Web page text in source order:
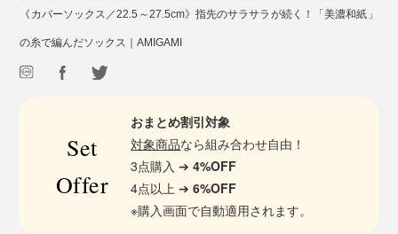
《カバーソックス／22.5～27.5cm》指先のサラサラが続く！「美濃和紙」
の糸で編んだソックス｜AMIGAMI
Set
Offer
おまとめ割引対象
対象商品なら組み合わせ自由！
3点購入 ➔4%OFF
4点以上 ➔6%OFF
※購入画面で自動適用されます。